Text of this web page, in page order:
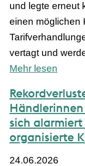
und legte erneut
einen möglichen
vertagt und
Mehr lesen
sich
organisierte
24.06.2026